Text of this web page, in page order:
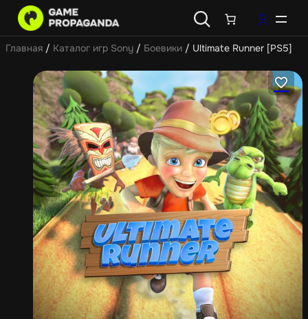
Главная / Каталог игр Sony / Боевики / Ultimate Runner [PS5]